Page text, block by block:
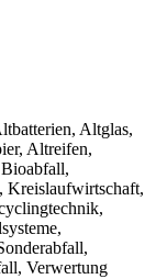
Altglas,
Altreifen,
Kreislaufwirtschaft,
Verwertung